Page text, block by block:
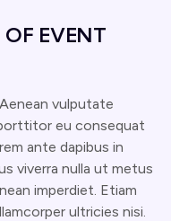
EVENT
vulputate
eu consequat
ante dapibus in
viverra nulla ut metus
imperdiet. Etiam
ultricies nisi.